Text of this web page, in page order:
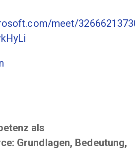
meet/
als
Grundlagen, Bedeutung,